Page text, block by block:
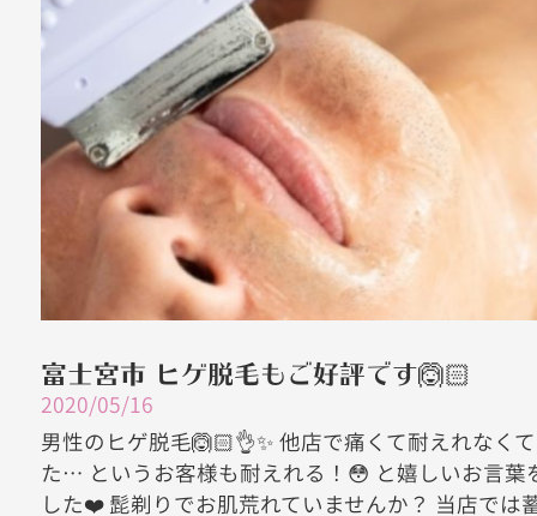
富士宮市 ヒゲ脱毛もご好評です🙆🏻
2020/05/16
男性のヒゲ脱毛🙆🏻👌✨ 他店で痛くて耐えれなく
た… というお客様も耐えれる！😳 と嬉しいお言葉
した❤️ 髭剃りでお肌荒れていませんか？ 当店では